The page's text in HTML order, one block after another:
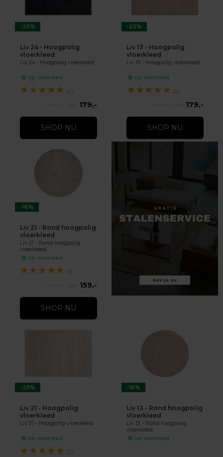
-25%
Liv 24 - Hoogpolig
vloerkleed
Liv 24 - Hoogpolig vloerkleed
op voorraad
★★★★★ (2)
179,-
SHOP NU
-25%
Liv 13 - Hoogpolig
vloerkleed
Liv 13 - Hoogpolig vloerkleed
op voorraad
★★★★★ (2)
179,-
SHOP NU
-16%
Liv 21 - Rond hoogpolig
vloerkleed
Liv 21 - Rond hoogpolig
vloerkleed
op voorraad
★★★★★ (1)
159,-
SHOP NU
-25%
Liv 21 - Hoogpolig
vloerkleed
Liv 21 - Hoogpolig vloerkleed
op voorraad
★★★★★ (2)
-16%
Liv 13 - Rond hoogpolig
vloerkleed
Liv 13 - Rond hoogpolig
vloerkleed
op voorraad